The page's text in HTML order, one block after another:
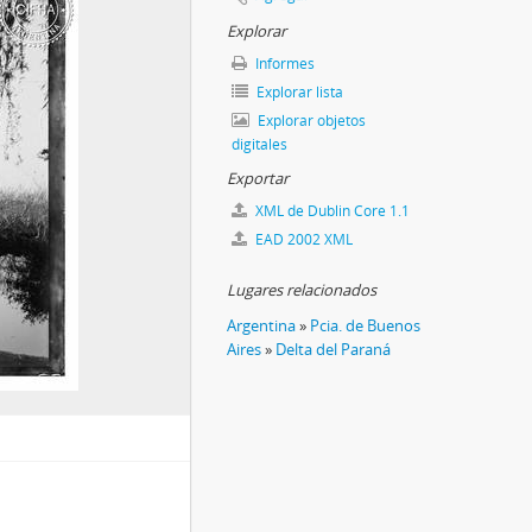
Explorar
Informes
Explorar lista
Explorar objetos
digitales
Exportar
XML de Dublin Core 1.1
EAD 2002 XML
Lugares relacionados
Argentina» Pcia. de Buenos
Aires» Delta del Paraná